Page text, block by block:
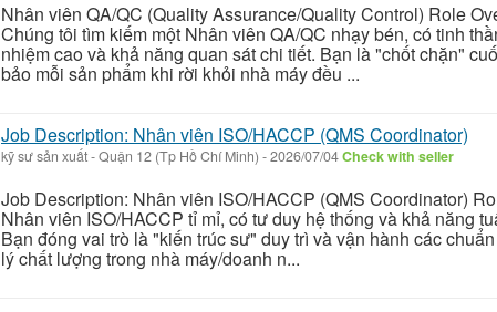
Nhân viên QA/QC (Quality Assurance/Quality Control) Role
Chúng tôi tìm kiếm một Nhân viên QA/QC nhạy bén, có tinh
nhiệm cao và khả năng quan sát chi tiết. Bạn là "chốt chặn"
bảo mỗi sản phẩm khi rời khỏi nhà máy đều ...
Job Description: Nhân viên ISO/HACCP (QMS Coordinator)
kỹ sư sản xuất-Quận 12 (Tp Hồ Chí Minh) -2026/07/04Check with seller
Job Description: Nhân viên ISO/HACCP (QMS Coordinator)
Nhân viên ISO/HACCP tỉ mỉ, có tư duy hệ thống và khả năng
Bạn đóng vai trò là "kiến trúc sư" duy trì và vận hành các
lý chất lượng trong nhà máy/doanh n...